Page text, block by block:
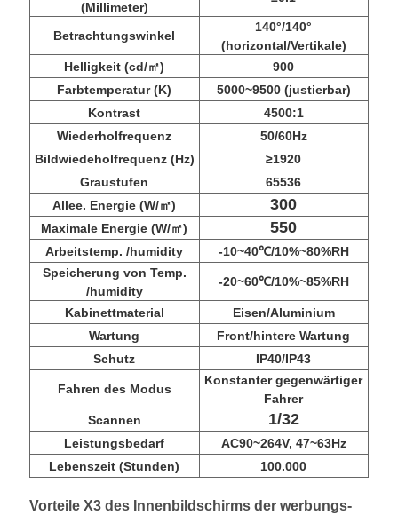
(Millimeter)
Betrachtungswinkel
140°/140°
(horizontal/Vertikale)
Helligkeit (cd/㎡)
900
Farbtemperatur (K)
5000~9500 (justierbar)
Kontrast
4500:1
Wiederholfrequenz
50/60Hz
Bildwiedeholfrequenz (Hz)
≥1920
Graustufen
65536
Allee. Energie (W/㎡)
300
Maximale Energie (W/㎡) 550
Arbeitstemp. /humidity
-10~40℃/10%~80%RH
Speicherung von Temp.
/humidity
-20~60℃/10%~85%RH
Kabinettmaterial
Eisen/Aluminium
Wartung
Front/hintere Wartung
Schutz
IP40/IP43
Fahren des Modus
Konstanter gegenwärtiger
Fahrer
Scannen
1/32
Leistungsbedarf
AC90~264V, 47~63Hz
Lebenszeit (Stunden)
100.000
VorteileX3 des Innenbildschirms der werbungs-